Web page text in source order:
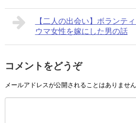
【二人の出会い】ボランテ
ウマ女性を嫁にした男の話
コメントをどうぞ
メールアドレスが公開されることはありません